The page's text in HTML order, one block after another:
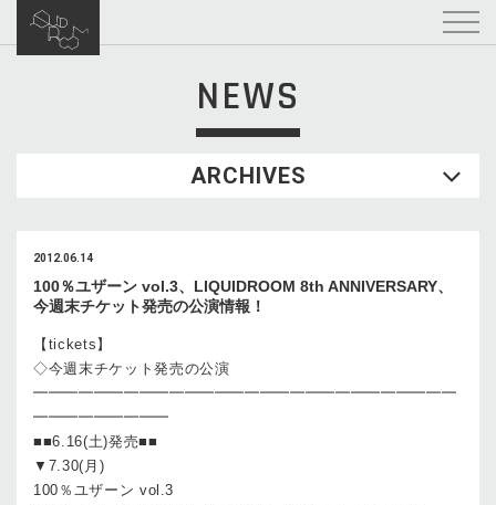
NEWS
ARCHIVES
2012.06.14
100％ユザーン vol.3、LIQUIDROOM 8th ANNIVERSARY、
今週末チケット発売の公演情報！
【tickets】
◇今週末チケット発売の公演
━━━━━━━━━━━━━━━━━━━━━━━━━━━━
━━━━━━━━━
■■6.16(土)発売■■
▼7.30(月)
100％ユザーン vol.3